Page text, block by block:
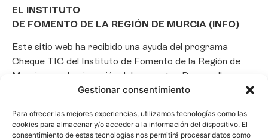
Gestionar consentimiento
Para ofrecer las mejores experiencias, utilizamos tecnologías como las
cookies para almacenar y/o acceder a la información del dispositivo. El
consentimiento de estas tecnologías nos permitirá procesar datos como
EL INSTITUTO
DE FOMENTO DE LA REGIÓN DE MURCIA (INFO)
Este sitio web ha recibido una ayuda del programa
Cheque TIC del Instituto de Fomento de la Región de
Murcia para la ejecución del proyecto «Desarrollo e
implantación de un Chatbot de Inteligencia Artificial
promover la transformación digital, la automatización
de consultas y la optimización de la gestión de clientes